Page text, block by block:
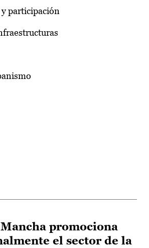
participación
promociona
el sector de la